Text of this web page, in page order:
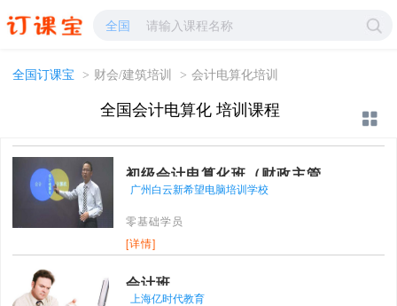
会计电算化培训-会计电算化学校哪家好?-订课宝
全国
全国订课宝 > 财会/建筑培训 > 会计电算化培训
全国会计电算化 培训课程
广州白云新希望电脑培训学校
零基础学员
[详情]
会计班
上海亿时代教育